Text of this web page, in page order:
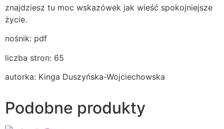
znajdziesz tu moc wskazówek jak wieść spokojniejsze
życie.
nośnik: pdf
liczba stron: 65
autorka: Kinga Duszyńska-Wojciechowska
Podobne produkty